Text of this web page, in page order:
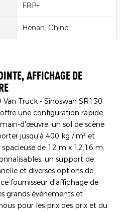
FRP+
Henan, Chine
AFFICHAGE DE
Truck - Sinoswan SR130
une configuration rapide
d'œuvre, un sol de scène
jusqu'à 400 kg / m² et
de 12 m x 12,16 m.
un support de
et diverses options de
fournisseur d'affichage de
grands événements et
pour les prix des prix et du